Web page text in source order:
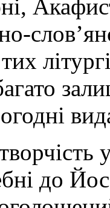
до